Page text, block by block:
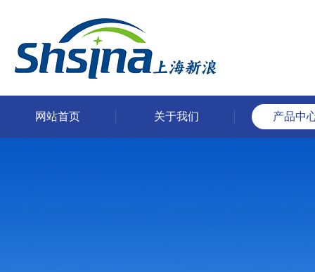
网站首页 关于我们 产品中